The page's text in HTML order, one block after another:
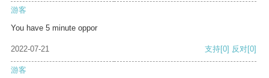
游客
You have 5 minute oppor
2022-07-21 支持[0] 反对[0]
游客